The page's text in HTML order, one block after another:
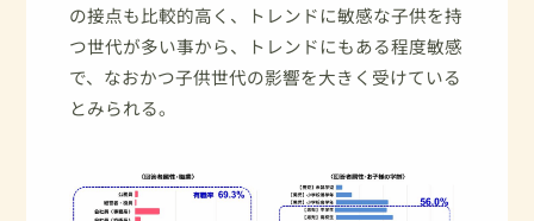
の接点も比較的高く、トレンドに敏感な子供を持
つ世代が多い事から、トレンドにもある程度敏感
で、なおかつ子供世代の影響を大きく受けている
とみられる。